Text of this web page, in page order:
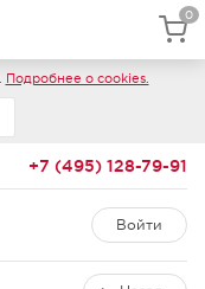
Подробнее о cookies.
+7 (495) 128-79-91
Войти
0